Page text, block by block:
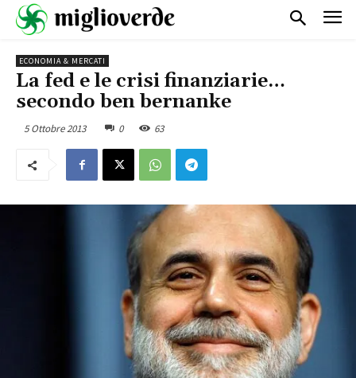
ECONOMIA & MERCATI
La fed e le crisi finanziarie…
secondo ben bernanke
5 Ottobre 2013 0 63